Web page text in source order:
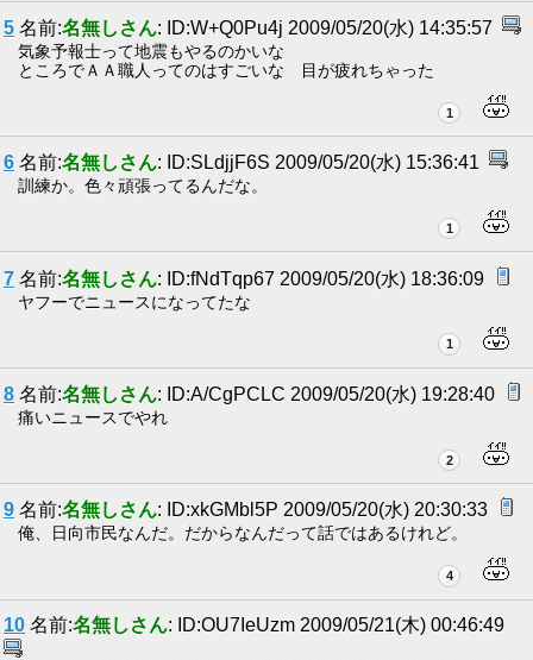
5 名前:名無しさん: ID:W+Q0Pu4j 2009/05/20(水) 14:35:57
気象予報士って地震もやるのかいな
ところでＡＡ職人ってのはすごいな 目が疲れちゃった
1
6 名前:名無しさん: ID:SLdjjF6S 2009/05/20(水) 15:36:41
訓練か。色々頑張ってるんだな。
1
7 名前:名無しさん: ID:fNdTqp67 2009/05/20(水) 18:36:09
ヤフーでニュースになってたな
1
8 名前:名無しさん: ID:A/CgPCLC 2009/05/20(水) 19:28:40
痛いニュースでやれ
2
9 名前:名無しさん: ID:xkGMbl5P 2009/05/20(水) 20:30:33
俺、日向市民なんだ。だからなんだって話ではあるけれど。
4
10 名前:名無しさん: ID:OU7IeUzm 2009/05/21(木) 00:46:49